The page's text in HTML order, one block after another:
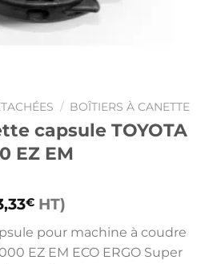
/ BOÎTIERS À CANETTE
capsule TOYOTA
EZ EM
€ HT)
pour machine à coudre
EZ EM ECO ERGO Super